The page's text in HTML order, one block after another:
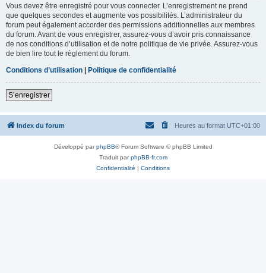
Vous devez être enregistré pour vous connecter. L’enregistrement ne prend
que quelques secondes et augmente vos possibilités. L’administrateur du
forum peut également accorder des permissions additionnelles aux membres
du forum. Avant de vous enregistrer, assurez-vous d’avoir pris connaissance
de nos conditions d’utilisation et de notre politique de vie privée. Assurez-vous
de bien lire tout le règlement du forum.
Conditions d’utilisation | Politique de confidentialité
S’enregistrer
Index du forum Heures au format UTC+01:00
Développé parphpBB® Forum Software © phpBB Limited
Traduit parphpBB-fr.com
Confidentialité | Conditions